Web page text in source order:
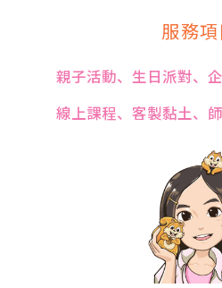
服務項
親子活動、生日派對、
線上課程、客製黏土、